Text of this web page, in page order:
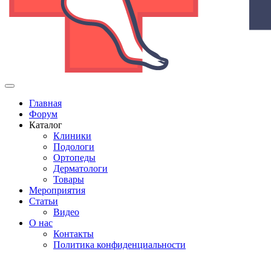
Главная
Форум
Каталог
Клиники
Подологи
Ортопеды
Дерматологи
Товары
Мероприятия
Статьи
Видео
О нас
Контакты
Политика конфиденциальности